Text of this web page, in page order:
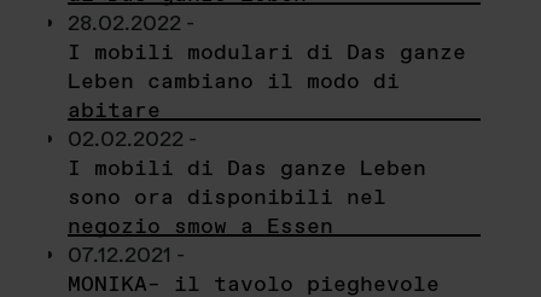
28.02.2022 -
I mobili modulari di Das ganze
Leben cambiano il modo di
abitare
02.02.2022 -
I mobili di Das ganze Leben
sono ora disponibili nel
negozio smow a Essen
07.12.2021 -
MONIKA– il tavolo pieghevole